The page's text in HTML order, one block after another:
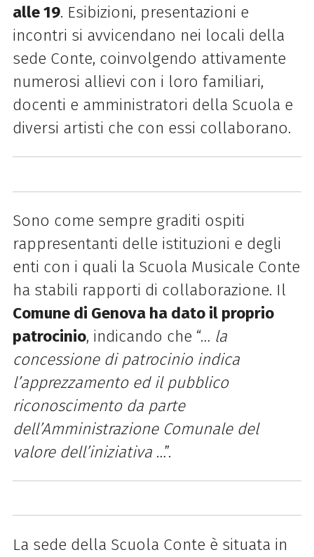
alle 19. Esibizioni, presentazioni e
incontri si avvicendano nei locali della
sede Conte, coinvolgendo attivamente
numerosi allievi con i loro familiari,
docenti e amministratori della Scuola e
diversi artisti che con essi collaborano.
Sono come sempre graditi ospiti
rappresentanti delle istituzioni e degli
enti con i quali la Scuola Musicale Conte
ha stabili rapporti di collaborazione. Il
Comune di Genova ha dato il proprio
patrocinio, indicando che “… la
concessione di patrocinio indica
l’apprezzamento ed il pubblico
riconoscimento da parte
dell’Amministrazione Comunale del
valore dell’iniziativa…”.
La sede della Scuola Conte è situata in